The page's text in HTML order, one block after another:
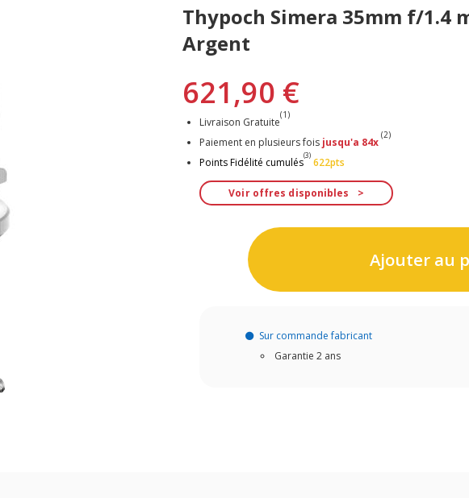
Thypoch Simera 35mm f/1.4
Argent
621,90 €
Livraison Gratuite
(1)
Paiement en plusieurs fois jusqu'a 84x
(2)
Points Fidélité cumulés
(3)
622pts
Voir offres disponibles
Ajouter au
Sur commande fabricant
Garantie 2 ans